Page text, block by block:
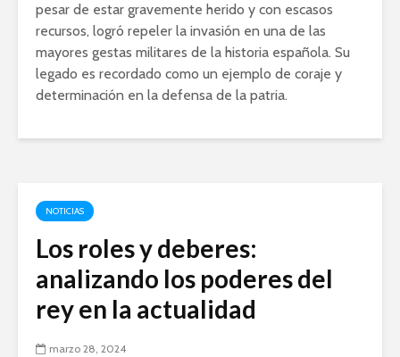
pesar de estar gravemente herido y con escasos
recursos, logró repeler la invasión en una de las
mayores gestas militares de la historia española. Su
legado es recordado como un ejemplo de coraje y
determinación en la defensa de la patria.
NOTICIAS
Los roles y deberes:
analizando los poderes del
rey en la actualidad
marzo 28, 2024